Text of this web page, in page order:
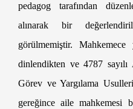
pedagog tarafından
alınarak bir
görülmemiştir. Mahkemece
dinlendikten ve 4787
Görev ve Yargılama
gereğince aile mahkemesi